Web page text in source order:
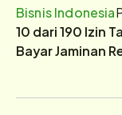
Bisnis Indonesia
10 dari 190 Izin
Bayar Jaminan